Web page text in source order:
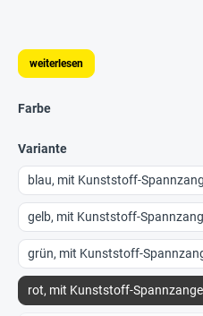
weiterlesen
Farbe
Variante
blau, mit Kunststoff-
gelb, mit Kunststoff-
grün, mit Kunststoff-
rot, mit Kunststoff-Spannzange